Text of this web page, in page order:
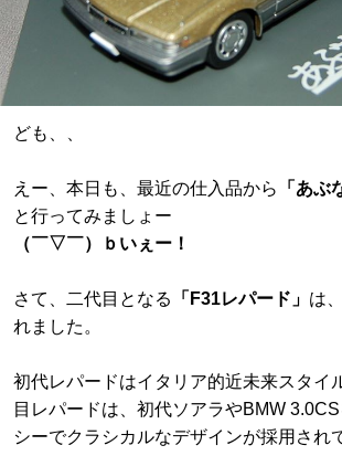
ども、、
えー、本日も、最近の仕入品から
「あぶ
と行ってみましょー
（￣▽￣）ｂいぇー！
さて、二代目となる 「F31レパード」 は
れました。
初代レパードはイタリア的近未来スタイ
目レパードは、初代ソアラやBMW
シーでクラシカルなデザインが採用され